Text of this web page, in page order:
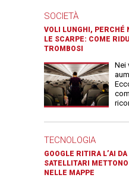
SOCIETÀ
VOLI LUNGHI, PERCHÉ
LE SCARPE: COME
TROMBOSI
Nei
TECNOLOGIA
GOOGLE RITIRA L’AI
SATELLITARI
NELLE MAPPE